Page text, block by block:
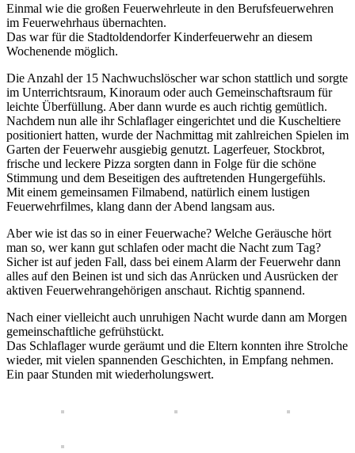
Einmal wie die großen Feuerwehrleute in den Berufsfeuerwehren
im Feuerwehrhaus übernachten.
Das war für die Stadtoldendorfer Kinderfeuerwehr an diesem
Wochenende möglich.
Die Anzahl der 15 Nachwuchslöscher war schon stattlich und sorgte
im Unterrichtsraum, Kinoraum oder auch Gemeinschaftsraum für
leichte Überfüllung. Aber dann wurde es auch richtig gemütlich.
Nachdem nun alle ihr Schlaflager eingerichtet und die Kuscheltiere
positioniert hatten, wurde der Nachmittag mit zahlreichen Spielen im
Garten der Feuerwehr ausgiebig genutzt. Lagerfeuer, Stockbrot,
frische und leckere Pizza sorgten dann in Folge für die schöne
Stimmung und dem Beseitigen des auftretenden Hungergefühls.
Mit einem gemeinsamen Filmabend, natürlich einem lustigen
Feuerwehrfilmes, klang dann der Abend langsam aus.
Aber wie ist das so in einer Feuerwache? Welche Geräusche hört
man so, wer kann gut schlafen oder macht die Nacht zum Tag?
Sicher ist auf jeden Fall, dass bei einem Alarm der Feuerwehr dann
alles auf den Beinen ist und sich das Anrücken und Ausrücken der
aktiven Feuerwehrangehörigen anschaut. Richtig spannend.
Nach einer vielleicht auch unruhigen Nacht wurde dann am Morgen
gemeinschaftliche gefrühstückt.
Das Schlaflager wurde geräumt und die Eltern konnten ihre Strolche
wieder, mit vielen spannenden Geschichten, in Empfang nehmen.
Ein paar Stunden mit wiederholungswert.